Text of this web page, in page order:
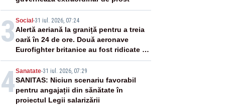
3 Social -31 iul. 2026, 07:24
Alertă aeriană la graniță pentru a treia
oară în 24 de ore. Două aeronave
Eurofighter britanice au fost ridicate de
la sol
4Sanatate-31 iul. 2026, 07:29
SANITAS: Niciun scenariu favorabil
pentru angajații din sănătate în
proiectul Legii salarizării